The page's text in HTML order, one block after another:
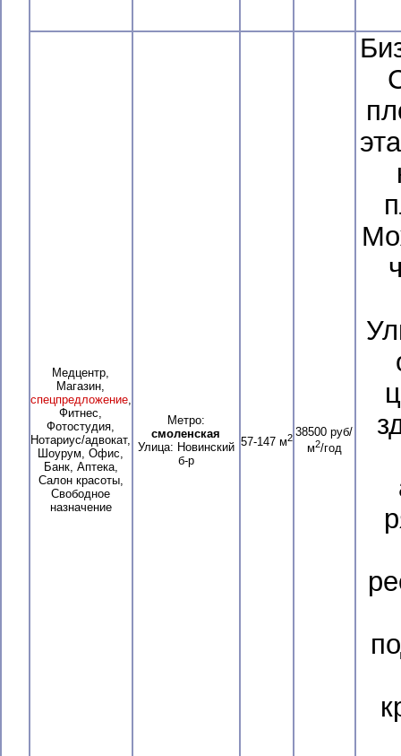
Медцентр,
Магазин,
спецпредложение,
Фитнес,
Фотостудия,
Нотариус/адвокат,
Шоурум, Офис,
Банк, Аптека,
Салон красоты,
Свободное
назначение
Метро:
смоленская
Улица: Новинский
б-р
57-147 м2 38500 руб/
м2/год